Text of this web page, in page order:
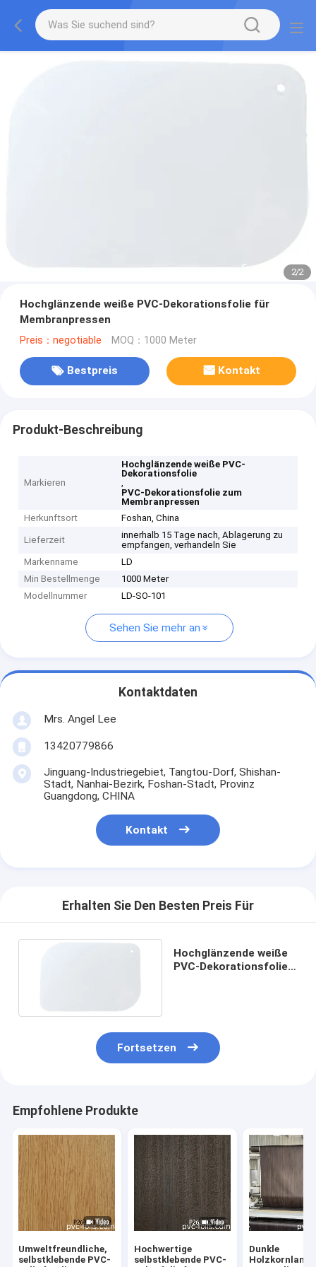
2/2
Hochglänzende weiße PVC-Dekorationsfolie für
Membranpressen
Preis：negotiable MOQ：1000 Meter
Bestpreis Kontakt
Produkt-Beschreibung
Markieren
Hochglänzende weiße PVC-
Dekorationsfolie
,
PVC-Dekorationsfolie zum
Membranpressen
Herkunftsort
Foshan, China
Lieferzeit
innerhalb 15 Tage nach, Ablagerung zu
empfangen, verhandeln Sie
Markenname
LD
Min Bestellmenge
1000 Meter
Modellnummer
LD-SO-101
Sehen Sie mehr an
Kontaktdaten
Mrs. Angel Lee
13420779866
Jinguang-Industriegebiet, Tangtou-Dorf, Shishan-
Stadt, Nanhai-Bezirk, Foshan-Stadt, Provinz
Guangdong, CHINA
Kontakt
Erhalten Sie Den Besten Preis Für
Hochglänzende weiße
PVC-Dekorationsfolie
Fortsetzen
Empfohlene Produkte
Umweltfreundliche,
selbstklebende PVC-
Hochwertige
selbstklebende PVC-
Dunkle